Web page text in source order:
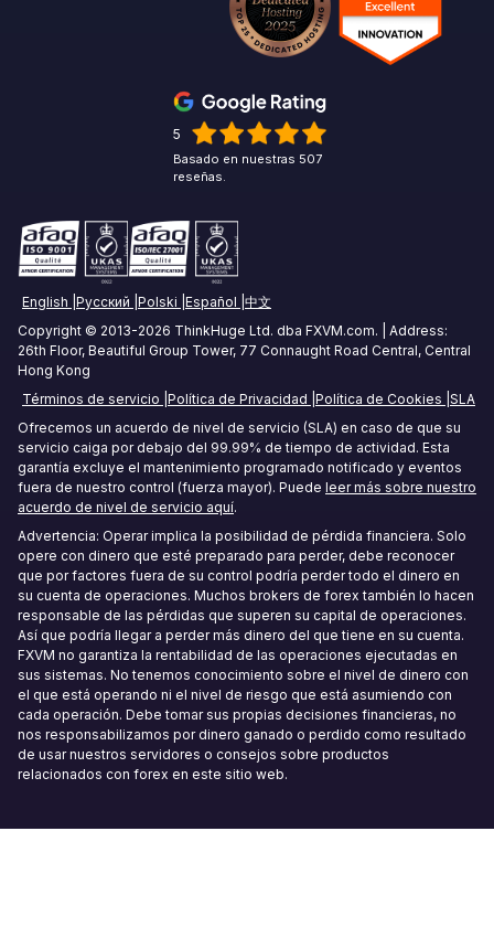
Comercio de Materias Primas VPS
VPS Para Operar Acciones
Amsterdam Forex VPS
VPS Forex de Singapur
Tokyo Forex VPS
Mumbai Forex VPS
Sydney Forex VPS
Hong Kong Forex VPS
Frankfurt Forex VPS
VPS Forex en Seúl
5
Basado en nuestras 507
reseñas.
English Русский Polski Español 中文
Copyright © 2013-2026 ThinkHuge Ltd. dba FXVM.com. | Address:
26th Floor, Beautiful Group Tower, 77 Connaught Road Central, Central
Hong Kong
Términos de servicio Política de Privacidad Política de Cookies SLA
Ofrecemos un acuerdo de nivel de servicio (SLA) en caso de que su
servicio caiga por debajo del 99.99% de tiempo de actividad. Esta
garantía excluye el mantenimiento programado notificado y eventos
fuera de nuestro control (fuerza mayor). Puede leer más sobre nuestro
acuerdo de nivel de servicio aquí.
Advertencia: Operar implica la posibilidad de pérdida financiera. Solo
opere con dinero que esté preparado para perder, debe reconocer
que por factores fuera de su control podría perder todo el dinero en
su cuenta de operaciones. Muchos brokers de forex también lo hacen
responsable de las pérdidas que superen su capital de operaciones.
Así que podría llegar a perder más dinero del que tiene en su cuenta.
FXVM no garantiza la rentabilidad de las operaciones ejecutadas en
sus sistemas. No tenemos conocimiento sobre el nivel de dinero con
el que está operando ni el nivel de riesgo que está asumiendo con
cada operación. Debe tomar sus propias decisiones financieras, no
nos responsabilizamos por dinero ganado o perdido como resultado
de usar nuestros servidores o consejos sobre productos
relacionados con forex en este sitio web.